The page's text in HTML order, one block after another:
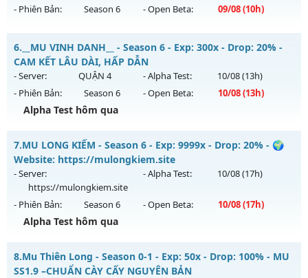
Exp: 9999x - Drop: 90%
Thể loại: Mu Bán Đồ Full Trong Shop
Antihack: Anti Phoenix
- Phiên Bản:
Season 6 - Open Beta: 09/08(10h)
Mu mới ra tháng 08 2026 - Mở máy chủ
ngày 09/08/2626
Exp: 555x - Drop: 100%
Kiểu reset: Reset In Game
Thể loại: Mu Custom thêm đồ mới
Antihack: SPK
6. __MU VINH DANH__ - Season 6 - Exp: 300x - Drop: 20% -
CAM KẾT LÂU DÀI, HẤP DẪN
- Server: QUẬN 4 - Alpha Test: 10/08(13h)
- Phiên Bản:
Season 6 - Open Beta: 10/08(13h)
Alpha Test hôm qua
__MU VINH DANH__ - CAM KẾT LÂU DÀI, HẤP DẪN
Mu mới ra tháng 08 2026 - Mở máy chủ
ngày 10/08/2626
Exp: 300x - Drop: 20%
Kiểu reset: Reset In Game
Antihack: GoldShield
7.MU LONG KIẾM - Season 6 - Exp: 9999x - Drop: 20% - 🌍
Website: https://mulongkiem.site
- Server:
https://mulongkiem.site
- Alpha Test: 10/08(17h)
- Phiên Bản: Season 6 - Open Beta: 10/08(17h)
Alpha Test hôm qua
MU LONG KIẾM - 🌍 Website: https://mulongkiem.site
Mu mới ra tháng 08 2026 - Mở máy chủ
8.Mu Thiên Long - Season 0-1 - Exp: 50x - Drop: 100% - MU
SS1.9 –CHUẨN CÀY CẤY NGUYÊN BẢN